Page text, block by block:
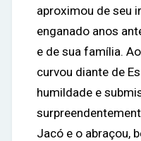
aproximou de seu
enganado anos
e de sua família.
curvou diante de
humildade e
Jacó e o abraçou,